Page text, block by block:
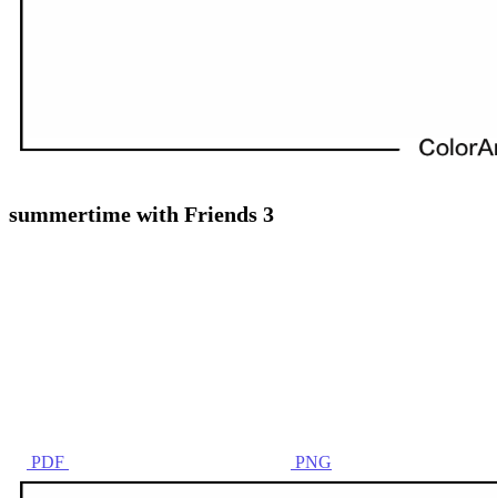
summertime with Friends 3
PDF PNG